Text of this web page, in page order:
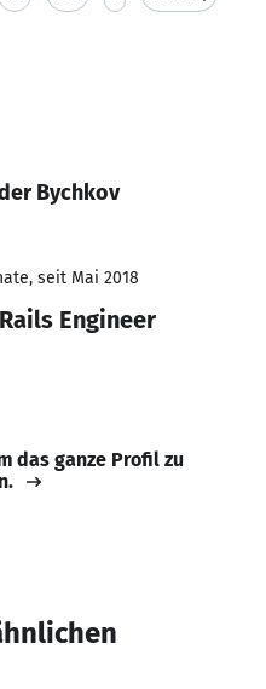
Bychkov
seit Mai 2018
Engineer
das ganze Profil zu